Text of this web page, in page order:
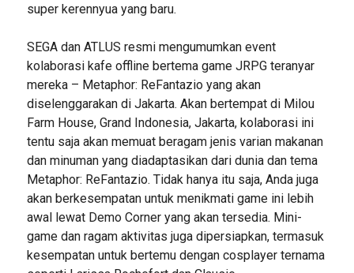
super kerennyua yang baru.
SEGA dan ATLUS resmi mengumumkan event
kolaborasi kafe offline bertema game JRPG teranyar
mereka – Metaphor: ReFantazio yang akan
diselenggarakan di Jakarta. Akan bertempat di Milou
Farm House, Grand Indonesia, Jakarta, kolaborasi ini
tentu saja akan memuat beragam jenis varian makanan
dan minuman yang diadaptasikan dari dunia dan tema
Metaphor: ReFantazio. Tidak hanya itu saja, Anda juga
akan berkesempatan untuk menikmati game ini lebih
awal lewat Demo Corner yang akan tersedia. Mini-
game dan ragam aktivitas juga dipersiapkan, termasuk
kesempatan untuk bertemu dengan cosplayer ternama